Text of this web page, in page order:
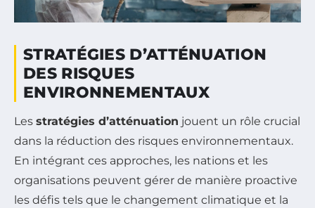
STRATÉGIES D’ATTÉNUATION
DES RISQUES
ENVIRONNEMENTAUX
Les stratégies d’atténuation jouent un rôle crucial
dans la réduction des risques environnementaux.
En intégrant ces approches, les nations et les
organisations peuvent gérer de manière proactive
les défis tels que le changement climatique et la